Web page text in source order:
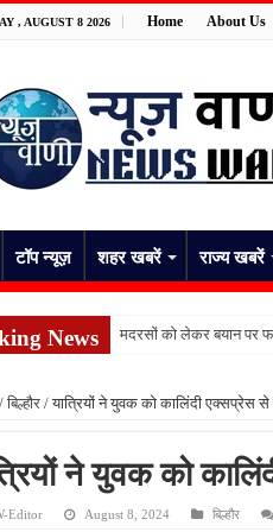
, AUGUST 8 2026 Home About Us
टॉप न्यूज़ शहर खबरें राज्य खबरें
News मदरसों को लेकर बयान पर
फतेहपुर में नाले से मिले शव की
स्कूल भेजकर घर लौटी
किशनपुर में निजी क्लीनिकों
/ बिल्हौर / यात्रियों ने युवक को कालिंदी एक्सप्रेस
ने युवक को
Editor August 8, 2024 बिल्हौर